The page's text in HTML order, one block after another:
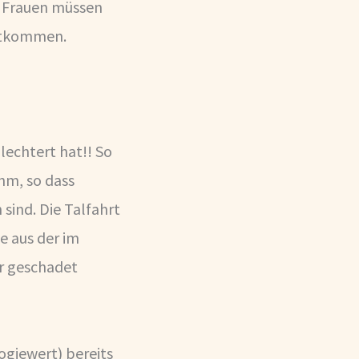
müssen
hat!! So
so dass
Die Talfahrt
aus der im
geschadet
bereits